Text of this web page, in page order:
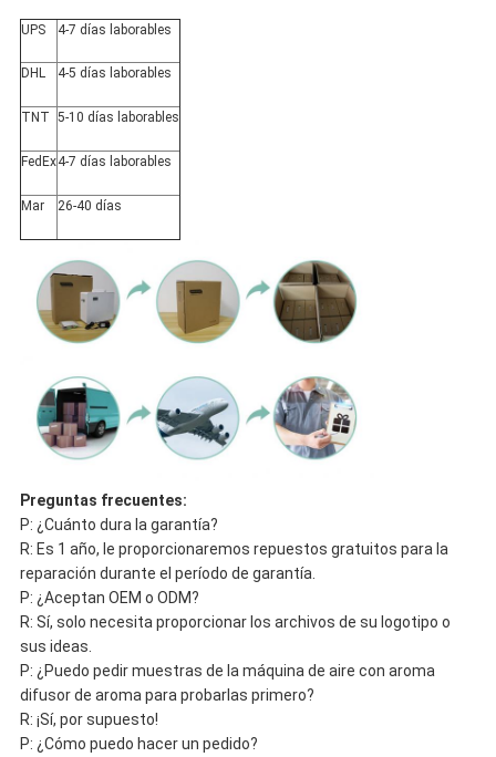
UPS 4-7 días laborables
DHL 4-5 días laborables
TNT 5-10 días laborables
FedEx4-7 días laborables
Mar 26-40 días
Preguntas frecuentes:
P: ¿Cuánto dura la garantía?
R: Es 1 año, le proporcionaremos repuestos gratuitos para la
reparación durante el período de garantía.
P: ¿Aceptan OEM o ODM?
R: Sí, solo necesita proporcionar los archivos de su logotipo o
sus ideas.
P: ¿Puedo pedir muestras de la máquina de aire con aroma
difusor de aroma para probarlas primero?
R: ¡Sí, por supuesto!
P: ¿Cómo puedo hacer un pedido?